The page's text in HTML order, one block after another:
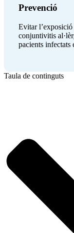
Prevenció
Evitar l’exposició
conjuntivitis
pacients infectats
Taula de continguts